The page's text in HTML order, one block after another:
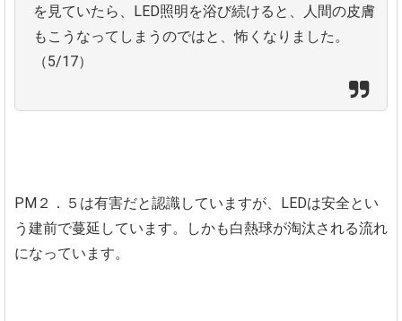
を見ていたら、LED照明を浴び続けると、人間の皮膚
もこうなってしまうのではと、怖くなりました。
（5/17）
PM２．５は有害だと認識していますが、LEDは安全とい
う建前で蔓延しています。しかも白熱球が淘汰される流れ
になっています。